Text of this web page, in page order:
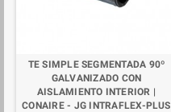
TE SIMPLE SEGMENTADA 90º
GALVANIZADO CON
AISLAMIENTO INTERIOR |
CONAIRE - JG INTRAFLEX-PLUS